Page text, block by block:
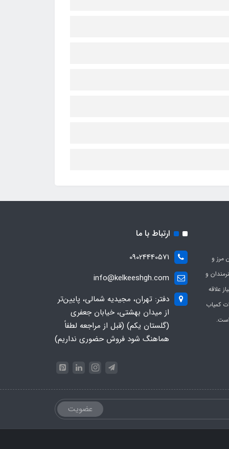
مرز و
هنرمندان و
علاقه
کمیاب
ارتباط با ما
09024440571
info@kelkeeshgh.com
دفتر: تهران، مجیدیه شمالی، پایین‌تر
از میدان بهشتی، خیابان جعفری
(گلستان یکم) (قبل از مراجعه لطفاً
هماهنگ شود فروش حضوری نداریم)
عضویت